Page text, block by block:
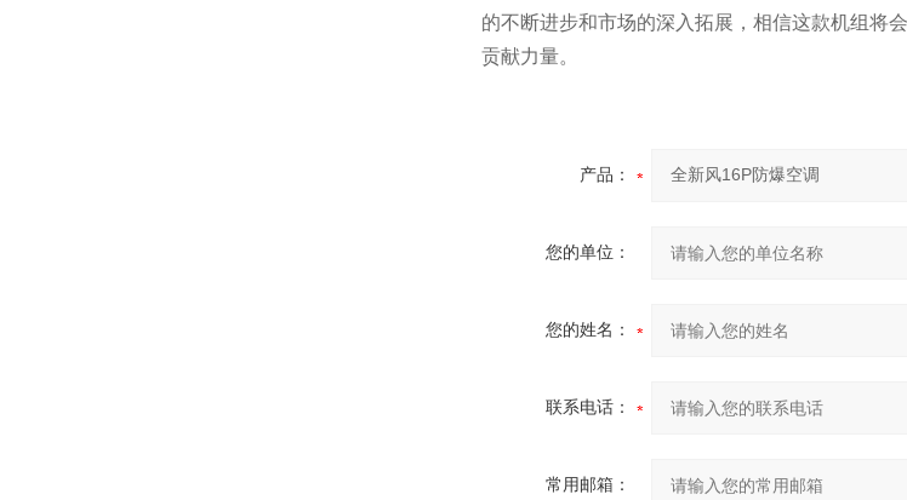
的不断进步和市场的深入拓展，相信这款机组将
贡献力量。
产品：
您的单位：
您的姓名：
联系电话：
常用邮箱：